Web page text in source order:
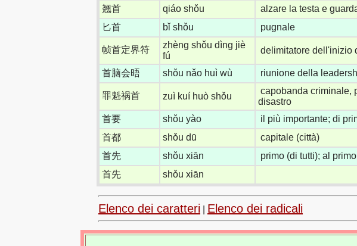
翘首 qiáo shǒu
alzare la testa e
匕首
bǐ shǒu pugnale
帧首定界符
zhèng shǒu dìng jiè
fú
delimitatore dell'inizio
首脑会晤 shǒu nǎo huì wù riunione della
罪魁祸首 zuì kuí huò shǒu
capobanda criminale,
disastro
首要
shǒu yào
il più importante; di
首都
shǒu dū
capitale (città)
首先
shǒu xiān
primo (di tutti); al
首先
shǒu xiān
Elenco dei caratteri Elenco dei radicali